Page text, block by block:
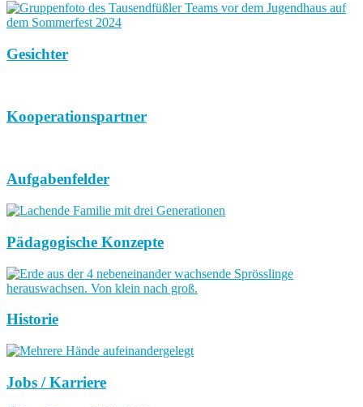
Gesichter
Kooperationspartner
Aufgabenfelder
Pädagogische Konzepte
Historie
Jobs / Karriere